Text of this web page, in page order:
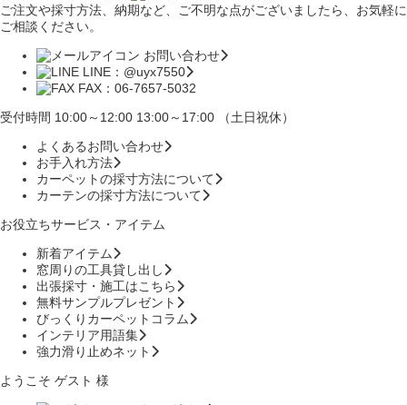
ご注文や採寸方法、納期など、ご不明な点がございましたら、お気軽に
ご相談ください。
お問い合わせ
LINE：@uyx7550
FAX：06-7657-5032
受付時間 10:00～12:00 13:00～17:00 （土日祝休）
よくあるお問い合わせ
お手入れ方法
カーペットの採寸方法について
カーテンの採寸方法について
お役立ちサービス・アイテム
新着アイテム
窓周りの工具貸し出し
出張採寸・施工はこちら
無料サンプルプレゼント
びっくりカーペットコラム
インテリア用語集
強力滑り止めネット
ようこそ ゲスト 様